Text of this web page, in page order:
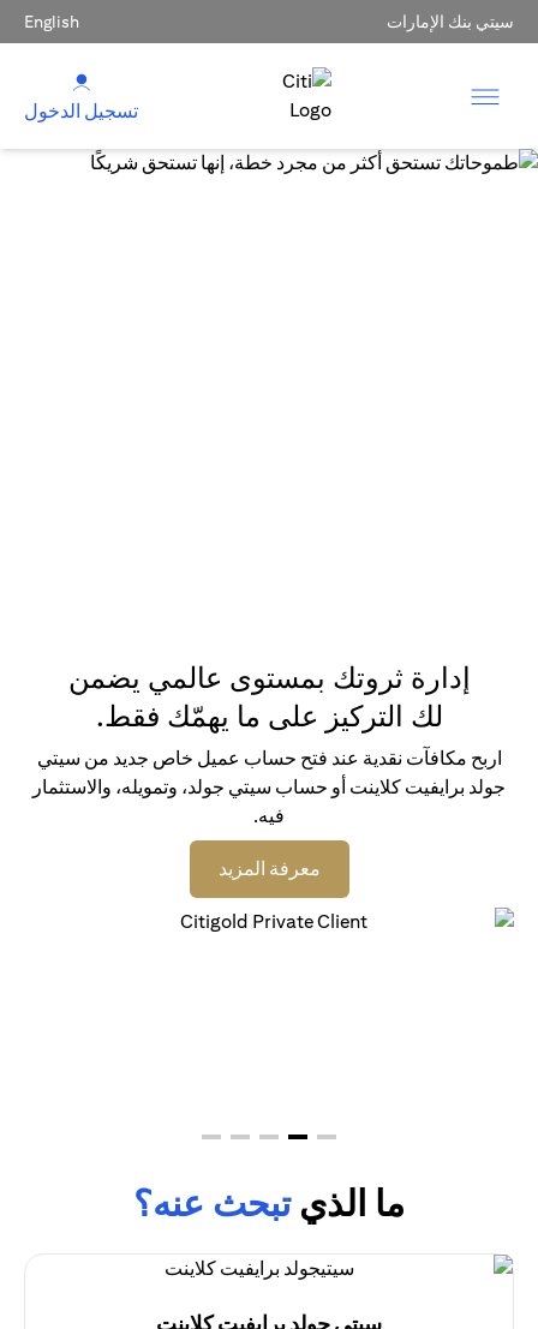
سيتي بنك الإمارات English
تسجيل الدخول
إدارة ثروتك بمستوى عالمي يضمن
لك التركيز على ما يهمّك فقط.
اربح مكافآت نقدية عند فتح حساب عميل خاص جديد من سيتي
جولد برايفيت كلاينت أو حساب سيتي جولد، وتمويله، والاستثمار
فيه.
معرفة المزيد
ما الذيتبحث عنه؟
سيتي جولد برايفيت كلاينت